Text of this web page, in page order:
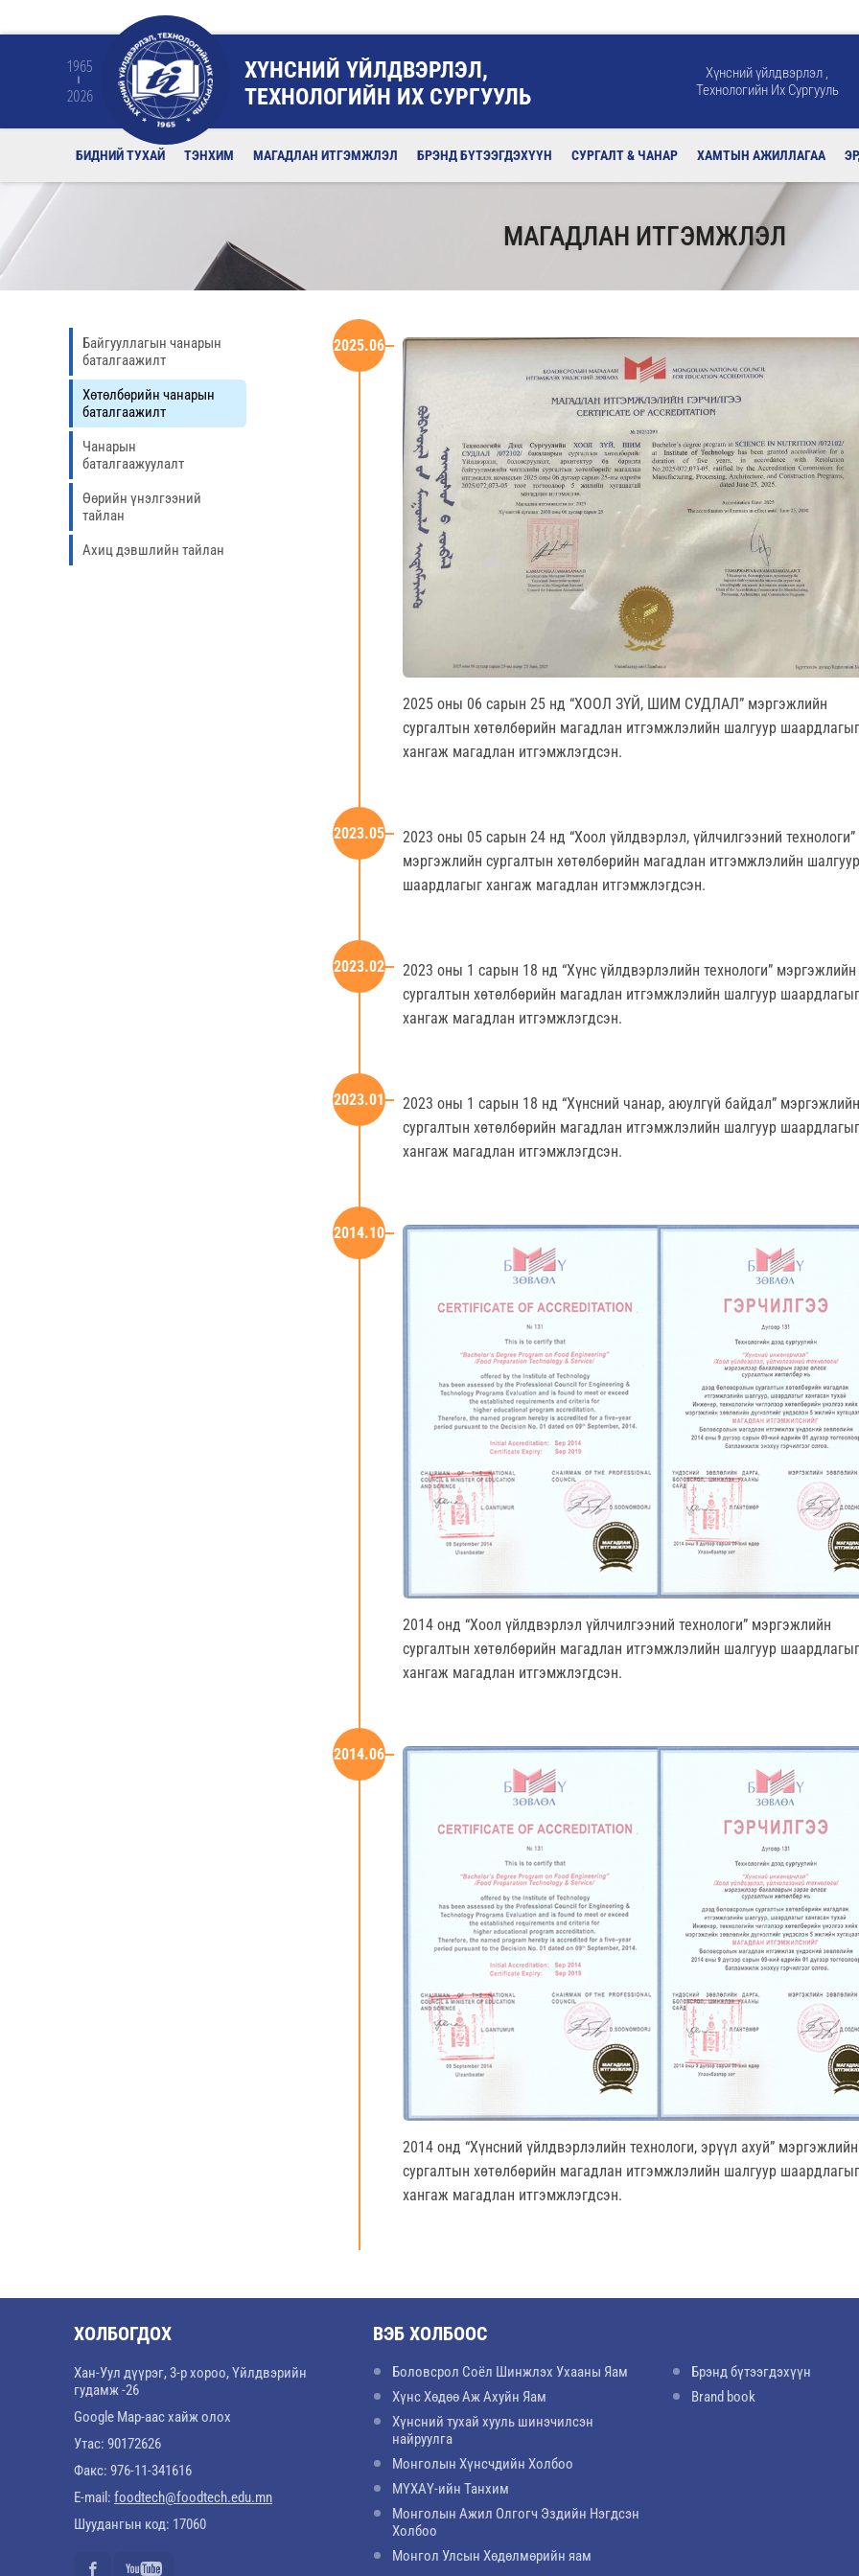
1965
2026
ХҮНСНИЙ ҮЙЛДВЭРЛЭЛ,
ТЕХНОЛОГИЙН ИХ СУРГУУЛЬ
Хүнсний үйлдвэрлэл ,
Технологийн Их Сургууль
БИДНИЙ ТУХАЙ ТЭНХИМ МАГАДЛАН ИТГЭМЖЛЭЛ БРЭНД БҮТЭЭГДЭХҮҮН СУРГАЛТ & ЧАНАР ХАМТЫН АЖИЛЛАГАА
МАГАДЛАН ИТГЭМЖЛЭЛ
Байгууллагын чанарын
баталгаажилт
Хөтөлбөрийн чанарын
баталгаажилт
Чанарын
баталгаажуулалт
Өөрийн үнэлгээний
тайлан
Ахиц дэвшлийн тайлан
2025.06
2025 оны 06 сарын 25 нд “ХООЛ ЗҮЙ, ШИМ СУДЛАЛ” мэргэжлийн
сургалтын хөтөлбөрийн магадлан итгэмжлэлийн шалгуур шаардлагыг
хангаж магадлан итгэмжлэгдсэн.
2023.05
2023 оны 05 сарын 24 нд “Хоол үйлдвэрлэл, үйлчилгээний технологи”
мэргэжлийн сургалтын хөтөлбөрийн магадлан итгэмжлэлийн шалгуур
шаардлагыг хангаж магадлан итгэмжлэгдсэн.
2023.02
2023 оны 1 сарын 18 нд “Хүнс үйлдвэрлэлийн технологи” мэргэжлийн
сургалтын хөтөлбөрийн магадлан итгэмжлэлийн шалгуур шаардлагыг
хангаж магадлан итгэмжлэгдсэн.
2023.01
2023 оны 1 сарын 18 нд “Хүнсний чанар, аюулгүй байдал” мэргэжлийн
сургалтын хөтөлбөрийн магадлан итгэмжлэлийн шалгуур шаардлагыг
хангаж магадлан итгэмжлэгдсэн.
2014.10
2014 онд “Хоол үйлдвэрлэл үйлчилгээний технологи” мэргэжлийн
сургалтын хөтөлбөрийн магадлан итгэмжлэлийн шалгуур шаардлагыг
хангаж магадлан итгэмжлэгдсэн.
2014.06
2014 онд “Хүнсний үйлдвэрлэлийн технологи, эрүүл ахуй” мэргэжлийн
сургалтын хөтөлбөрийн магадлан итгэмжлэлийн шалгуур шаардлагыг
хангаж магадлан итгэмжлэгдсэн.
ХОЛБОГДОХ
Хан-Уул дүүрэг, 3-р хороо, Үйлдвэрийн
гудамж -26
Google Map-аас хайж олох
Утас: 90172626
Факс: 976-11-341616
E-mail: foodtech@foodtech.edu.mn
Шуудангын код: 17060
ВЭБ ХОЛБООС
Боловсрол Соёл Шинжлэх Ухааны Яам
Хүнс Хөдөө Аж Ахуйн Яам
Хүнсний тухай хууль шинэчилсэн
найруулга
Монголын Хүнсчдийн Холбоо
МҮХАҮ-ийн Танхим
Монголын Ажил Олгогч Эздийн Нэгдсэн
Холбоо
Монгол Улсын Хөдөлмөрийн яам
Брэнд бүтээгдэхүүн
Brand book